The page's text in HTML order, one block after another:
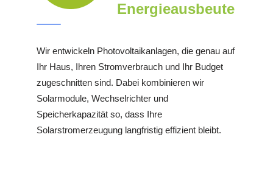
Energieausbeute
Wir entwickeln Photovoltaikanlagen, die genau auf
Ihr Haus, Ihren Stromverbrauch und Ihr Budget
zugeschnitten sind. Dabei kombinieren wir
Solarmodule, Wechselrichter und
Speicherkapazität so, dass Ihre
Solarstromerzeugung langfristig effizient bleibt.